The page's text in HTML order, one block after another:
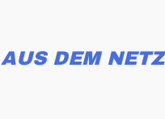
AUS DEM NETZ